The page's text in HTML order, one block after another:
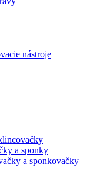
nástroje
a sponky
a sponkovačky